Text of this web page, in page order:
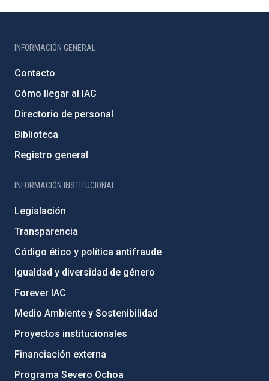
INFORMACIÓN GENERAL
Contacto
Cómo llegar al IAC
Directorio de personal
Biblioteca
Registro general
INFORMACIÓN INSTITUCIONAL
Legislación
Transparencia
Código ético y política antifraude
Igualdad y diversidad de género
Forever IAC
Medio Ambiente y Sostenibilidad
Proyectos institucionales
Financiación externa
Programa Severo Ochoa